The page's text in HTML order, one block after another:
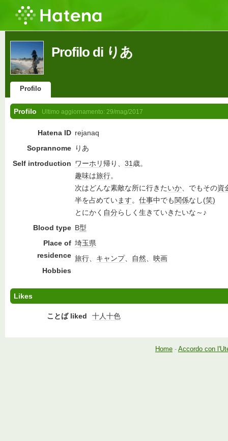
Profilo di りあ
Profilo
Profilo Ultimo aggiornamento: 29/mag/2017
Hatena ID rejanaq
Soprannome
りあ
Self introduction
ワーホリ 帰り、 31歳。
趣味は旅行。
次はどんな素敵な所に行きたいか、でもその資
半を占めています。 仕事中でも関係なし(笑)
とにかく 自分らしく生きていきたいな～♪
Blood type B型
Place of
residence
埼玉県
Hobbies
旅行、 キャンプ、 自然、 映画
Likes
ことば liked 十人十色
Home - Accordo con